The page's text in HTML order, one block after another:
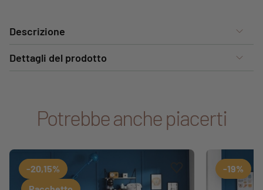
Descrizione
Dettagli del prodotto
Potrebbe anche piacerti
Aggiungi ai preferiti
Rimuovi dai preferiti
-20,15%
-19%